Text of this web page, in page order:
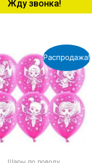
Жду звонка!
Распродажа!